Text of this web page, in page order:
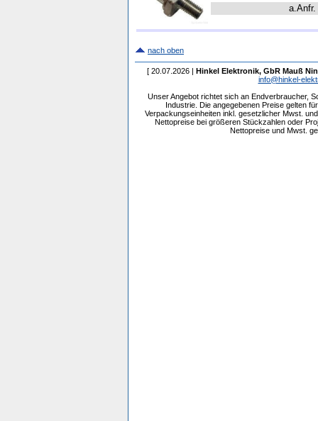
a.Anfr.
nach oben
[ 20.07.2026 | Hinkel Elektronik, GbR Mauß
info@hinkel-
Unser Angebot richtet sich an Endverbraucher,
Industrie. Die angegebenen Preise gelten
Verpackungseinheiten inkl. gesetzlicher Mwst.
Nettopreise bei größeren Stückzahlen oder
Nettopreise und Mwst.